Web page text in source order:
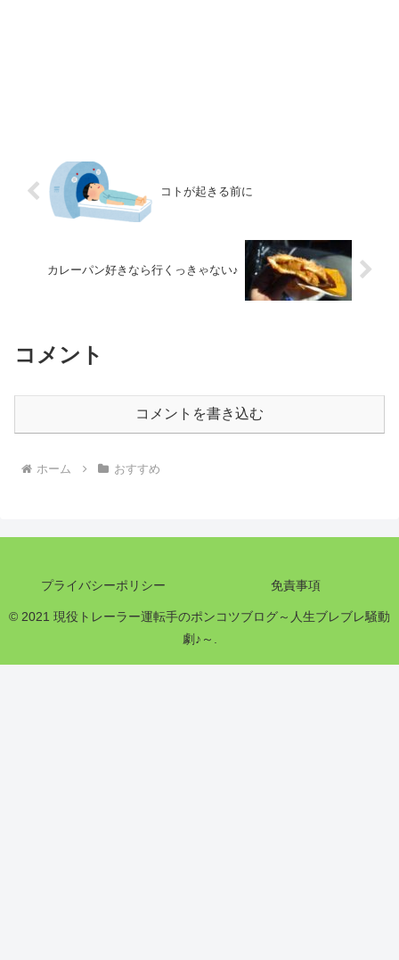
コトが起きる前に
カレーパン好きなら行くっきゃない♪
コメント
コメントを書き込む
ホーム おすすめ
プライバシーポリシー 免責事項
© 2021 現役トレーラー運転手のポンコツブログ～人生ブレブレ騒動
劇♪～.